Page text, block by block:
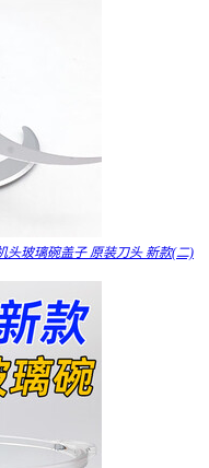
头玻璃碗盖子 原装刀头 新款(二)